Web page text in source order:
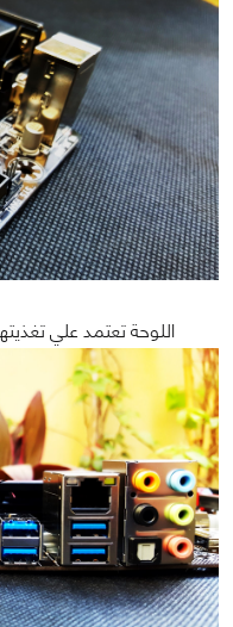
اللوحة تعتمد علي تغذيتها